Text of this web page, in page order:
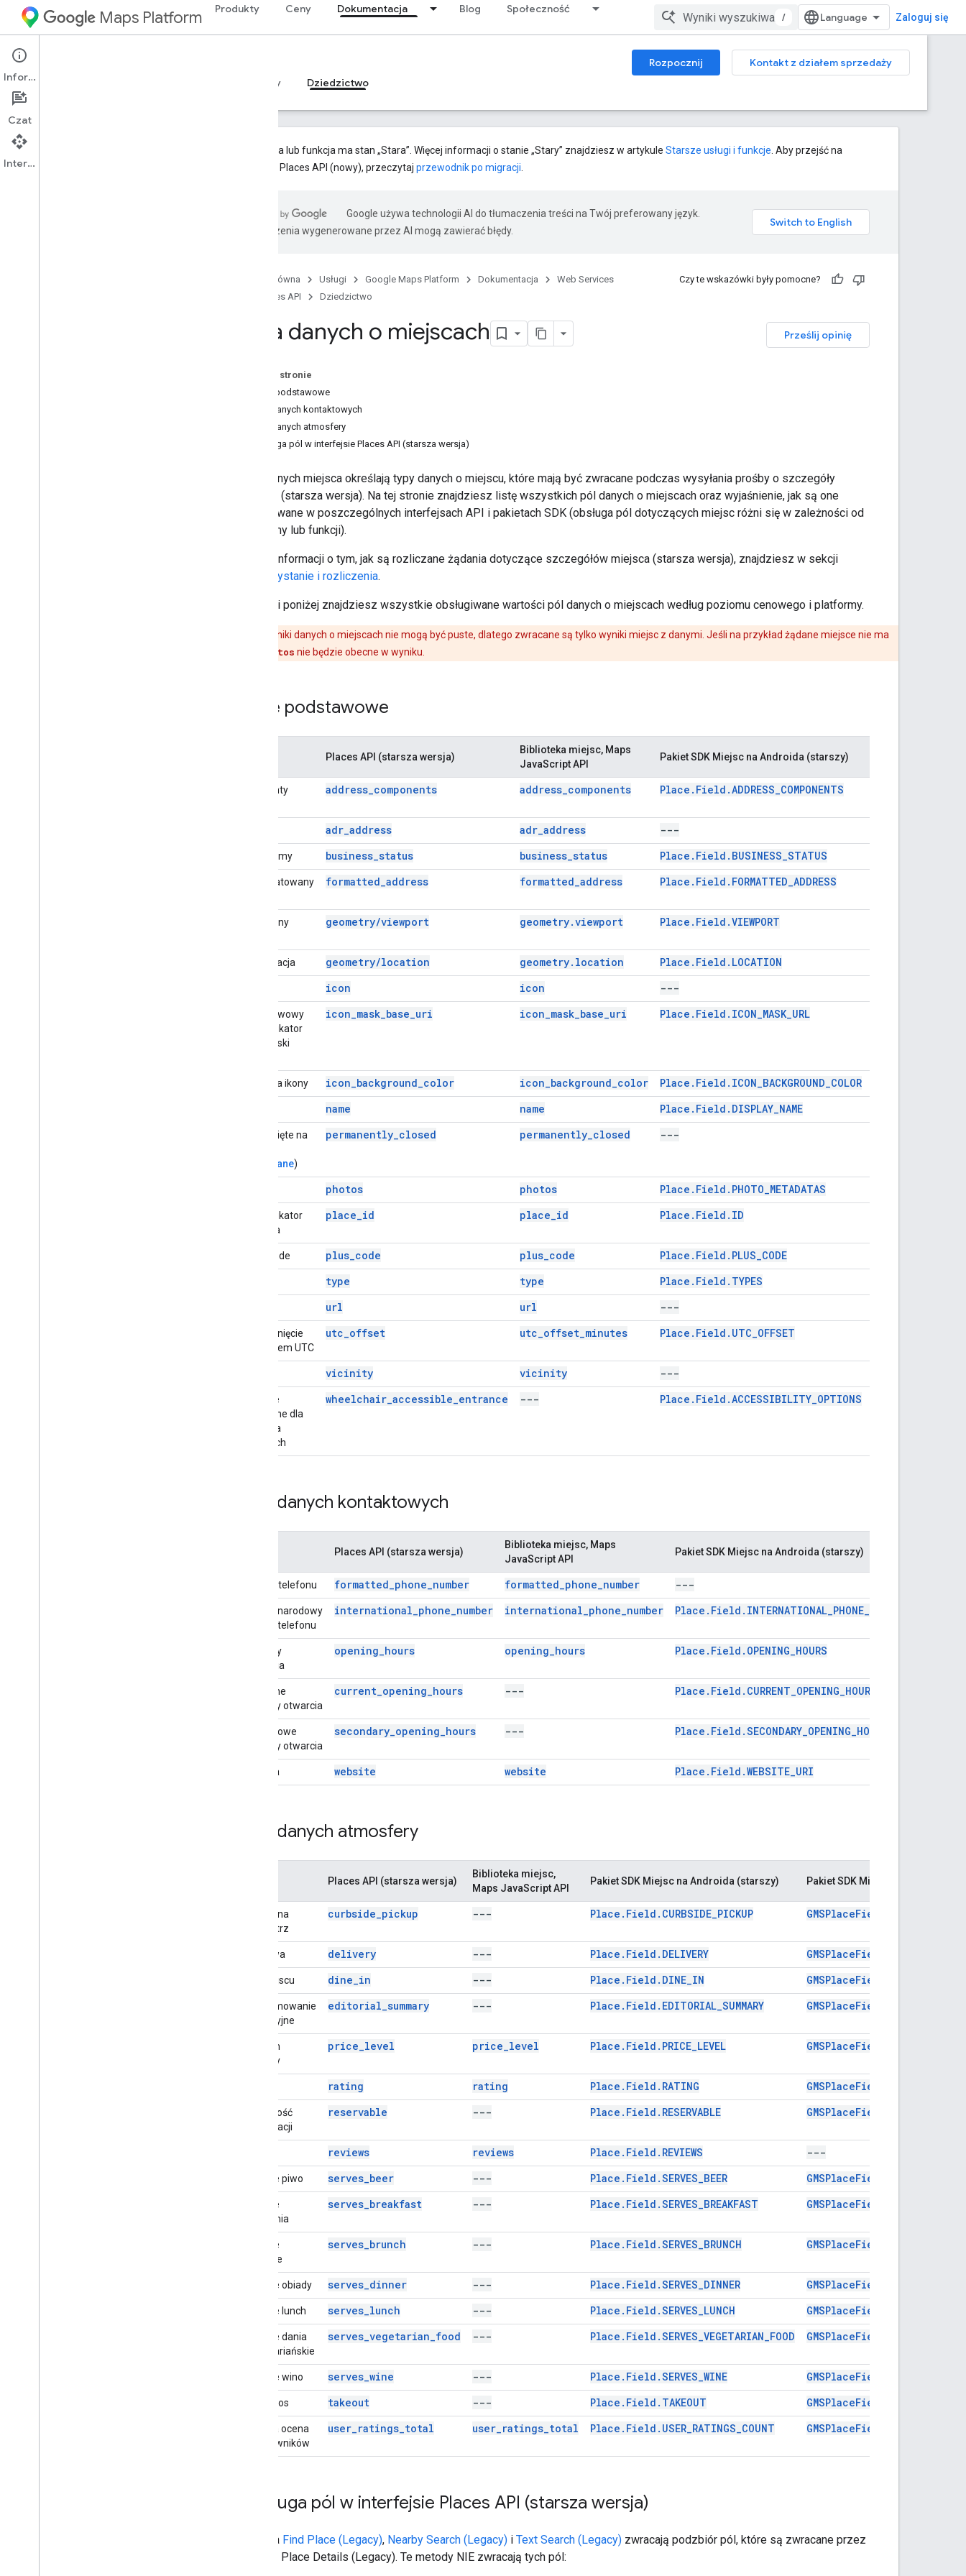
Maps Platform Produkty Ceny Dokumentacja Blog Społeczność
/ Zaloguj się
Web Services Rozpocznij
Kontakt z działem sprzedaży
Przewodniki
Zasoby Dziedzictwo
Ta usługa lub funkcja ma stan „Stara”. Więcej informacji o stanie „Stary” znajdziesz w artykule Starsze usługi i funkcje . Aby przejść na
interfejs Places API (nowy), przeczytaj przewodnik po migracji
Google używa technologii AI do tłumaczenia treści na Twój preferowany język.
Tłumaczenia wygenerowane przez AI mogą zawierać błędy.
Strona główna Usługi Google Maps Platform Dokumentacja
Web Services
Places API
Dziedzictwo
Czy te wskazówki były pomocne?
Prześlij opinię
Pola danych o miejscach
Na tej stronie
Dane podstawowe
Pola danych kontaktowych
Pola danych atmosfery
Obsługa pól w interfejsie Places API (starsza wersja)
Pola danych miejsca określają typy danych o miejscu, które mają być zwracane podczas wysyłania prośby o szczegóły
miejsca (starsza wersja). Na tej stronie znajdziesz listę wszystkich pól danych o miejscach oraz wyjaśnienie, jak są one
obsługiwane w poszczególnych interfejsach API i pakietach SDK (obsługa pól dotyczących miejsc różni się w zależności od
platformy lub funkcji).
Więcej informacji o tym, jak są rozliczane żądania dotyczące szczegółów miejsca (starsza wersja), znajdziesz w sekcji
Wykorzystanie i rozliczenia.
W tabeli poniżej znajdziesz wszystkie obsługiwane wartości pól danych o miejscach według poziomu cenowego i platformy.
wyniki danych o miejscach nie mogą być puste, dlatego zwracane są tylko wyniki miejsc z danymi. Jeśli na przykład żądane miejsce nie ma
photos nie będzie obecne w wyniku.
Dane podstawowe
Places API (starsza wersja)
Biblioteka miejsc, Maps
JavaScript API
Pakiet SDK Miejsc na Androida (starszy)
Elementy
address_components address_components Place.Field.ADDRESS_COMPONENTS
adr_address adr_address ---
Stan firmy business_status business_status Place.Field.BUSINESS_STATUS
Sformatowany
formatted_address formatted_address Place.Field.FORMATTED_ADDRESS
Widoczny
geometry/viewport geometry.viewport Place.Field.VIEWPORT
Lokalizacja geometry/location geometry.location Place.Field.LOCATION
icon icon ---
Podstawowy
identyfikator
URI maski
icon_mask_base_uri icon_mask_base_uri Place.Field.ICON_MASK_URL
Kolor tła ikony icon_background_color icon_background_color Place.Field.ICON_BACKGROUND_COLOR
name name Place.Field.DISPLAY_NAME
Zamknięte na
wycofane)
permanently_closed permanently_closed ---
photos photos Place.Field.PHOTO_METADATAS
Identyfikator
miejsca
place_id place_id Place.Field.ID
Plus Code plus_code plus_code Place.Field.PLUS_CODE
type type Place.Field.TYPES
url url ---
Przesunięcie
względem UTC
utc_offset utc_offset_minutes Place.Field.UTC_OFFSET
vicinity vicinity ---
Wejście
dostępne dla
osób na
wózkach
wheelchair_accessible_entrance --- Place.Field.ACCESSIBILITY_OPTIONS
Pola danych kontaktowych
Places API (starsza wersja)
Biblioteka miejsc, Maps
JavaScript API
Pakiet SDK Miejsc na Androida (starszy)
Numer telefonu formatted_phone_number formatted_phone_number ---
Międzynarodowy
numer telefonu
international_phone_number international_phone_number Place.Field.INTERNATIONAL_PHONE_NUMBER
Godziny
otwarcia
opening_hours opening_hours Place.Field.OPENING_HOURS
Aktualne
godziny otwarcia
current_opening_hours --- Place.Field.CURRENT_OPENING_HOURS
Dodatkowe
godziny otwarcia
secondary_opening_hours --- Place.Field.SECONDARY_OPENING_HOURS
Witryna website website Place.Field.WEBSITE_URI
Pola danych atmosfery
Places API (starsza wersja)
Biblioteka miejsc,
Maps JavaScript API
Pakiet SDK Miejsc na Androida (starszy) Pakiet SDK Miejsc na iOS
Odbiór na
zewnątrz
curbside_pickup --- Place.Field.CURBSIDE_PICKUP
Dostawa delivery --- Place.Field.DELIVERY GMSPlaceFieldDelivery
Na miejscu dine_in --- Place.Field.DINE_IN GMSPlaceFieldDineIn
Podsumowanie
redakcyjne
editorial_summary --- Place . Field . EDITORIAL_SUMMARY
Poziom
cenowy
price_level price_level Place.Field.PRICE_LEVEL GMSPlaceFieldPriceLevel
rating rating Place.Field.RATING GMSPlaceFieldRating
Możliwość
rezerwacji
reservable --- Place.Field.RESERVABLE GMSPlaceFieldReservable
reviews reviews Place.Field.REVIEWS ---
Oferuje piwo serves_beer --- Place.Field.SERVES_BEER GMSPlaceFieldServesBeer
Oferuje
śniadania
serves_breakfast --- Place.Field.SERVES_BREAKFAST
Oferuje
brunche
serves_brunch --- Place.Field.SERVES_BRUNCH GMSPlaceFieldServesBrunch
Oferuje obiady serves_dinner --- Place.Field.SERVES_DINNER GMSPlaceFieldServesDinner
Oferuje lunch serves_lunch --- Place.Field.SERVES_LUNCH GMSPlaceFieldServesLunch
Oferuje dania
wegetariańskie
serves_vegetarian_food --- Place.Field.SERVES_VEGETARIAN_FOOD
Oferuje wino serves_wine --- Place.Field.SERVES_WINE GMSPlaceFieldServesWine
Na wynos takeout --- Place.Field.TAKEOUT GMSPlaceFieldTakeout
Łączna ocena
użytkowników
user_ratings_total user_ratings_total Place.Field.USER_RATINGS_COUNT
Obsługa pól w interfejsie Places API (starsza wersja)
Żądania Find Place (Legacy), Nearby Search (Legacy) i Text Search (Legacy) zwracają podzbiór pól, które są zwracane przez
żądania Place Details (Legacy). Te metody NIE zwracają tych pól:
Informacje
Czat
Interfejs API